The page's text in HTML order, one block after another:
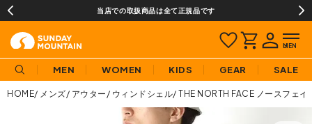
当店での取扱商品は全て正規品です
MEN WOMEN KIDS GEAR SALE
HOME メンズ アウター ウィンドシェル THE NORTH FACE ノースフェ